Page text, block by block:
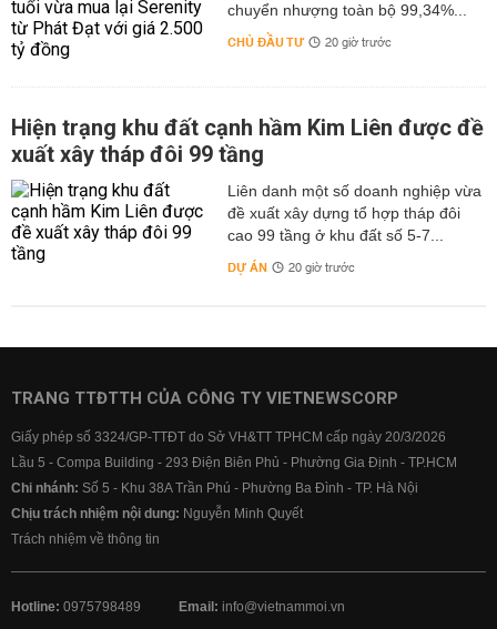
chuyển nhượng toàn bộ 99,34%...
CHỦ ĐẦU TƯ 20 giờ trước
Hiện trạng khu đất cạnh hầm Kim Liên được đề
xuất xây tháp đôi 99 tầng
Liên danh một số doanh nghiệp vừa
đề xuất xây dựng tổ hợp tháp đôi
cao 99 tầng ở khu đất số 5-7...
DỰ ÁN 20 giờ trước
TRANG TTĐTTH CỦA CÔNG TY VIETNEWSCORP
Giấy phép số 3324/GP-TTĐT do Sở VH&TT TPHCM cấp ngày 20/3/2026
Lầu 5 - Compa Building - 293 Điện Biên Phủ - Phường Gia Định - TP.HCM
Chi nhánh: Số 5 - Khu 38A Trần Phú - Phường Ba Đình - TP. Hà Nội
Chịu trách nhiệm nội dung: Nguyễn Minh Quyết
Trách nhiệm về thông tin
Hotline: 0975798489 Email: info@vietnammoi.vn